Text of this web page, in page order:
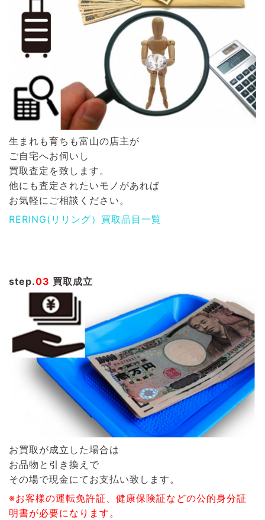
生まれも育ちも富山の店主が
ご自宅へお伺いし
買取査定を致します。
他にも査定されたいモノがあれば
お気軽にご相談ください。
RERING(リリング）買取品目一覧
step.03 買取成立
お買取が成立した場合は
お品物と引き換えで
その場で現金にてお支払い致します。
※お客様の運転免許証、健康保険証などの公的身分証
明書が必要になります。